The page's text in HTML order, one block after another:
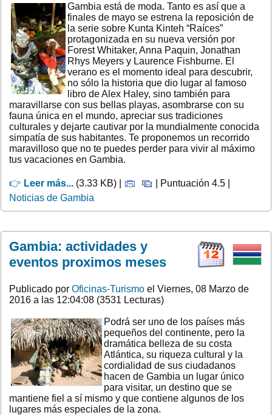
Gambia está de moda. Tanto es así que a
finales de mayo se estrena la reposición de
la serie sobre Kunta Kinteh “Raíces”
protagonizada en su nueva versión por
Forest Whitaker, Anna Paquin, Jonathan
Rhys Meyers y Laurence Fishburne. El
verano es el momento ideal para descubrir,
no sólo la historia que dio lugar al famoso
libro de Alex Haley, sino también para
maravillarse con sus bellas playas, asombrarse con su
fauna única en el mundo, apreciar sus tradiciones
culturales y dejarte cautivar por la mundialmente conocida
simpatía de sus habitantes. Te proponemos un recorrido
maravilloso que no te puedes perder para vivir al máximo
tus vacaciones en Gambia.
👉 Leer más... (3.33 KB) |
| Puntuación 4.5 |
Noticias de Gambia
Gambia: actividades y
eventos proximos meses
Publicado por Oficinas-Turismo el Viernes, 08 Marzo de
2016 a las 12:04:08 (3531 Lecturas)
Podrá ser uno de los países más
pequeños del continente, pero la
dramática belleza de su costa
Atlántica, su riqueza cultural y la
cordialidad de sus ciudadanos
hacen de Gambia un lugar único
para visitar, un destino que se
mantiene fiel a sí mismo y que contiene algunos de los
lugares más especiales de la zona.